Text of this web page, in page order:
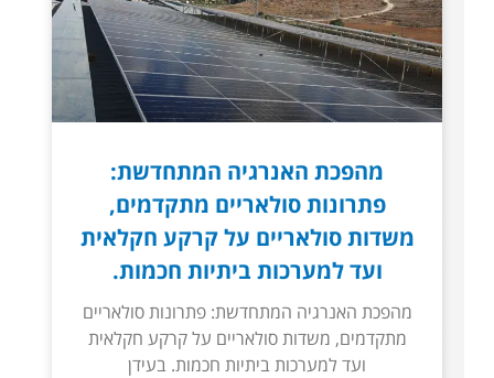
מהפכת האנרגיה המתחדשת:
פתרונות סולאריים מתקדמים,
משדות סולאריים על קרקע חקלאית
ועד למערכות ביתיות חכמות.
מהפכת האנרגיה המתחדשת: פתרונות סולאריים
מתקדמים, משדות סולאריים על קרקע חקלאית
ועד למערכות ביתיות חכמות. בעידן